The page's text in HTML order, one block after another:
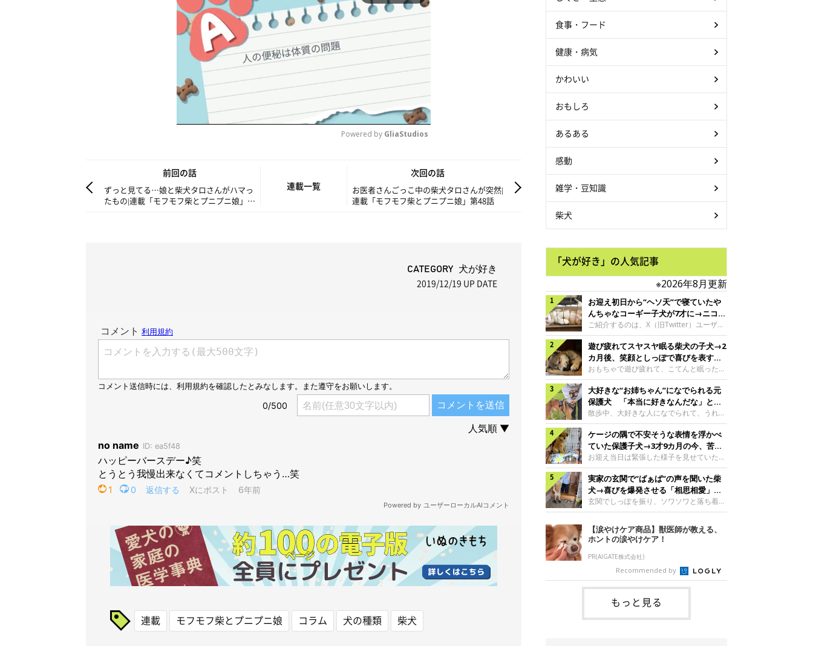
u
t
Powered by GliaStudios
前回の話
ずっと見てる…娘と柴犬タロさんがハマっ
たもの|連載「モフモフ柴とプニプニ娘」第
連載一覧
次回の話
お医者さんごっこ中の柴犬タロさんが突然|
連載「モフモフ柴とプニプニ娘」第48話
CATEGORY 犬が好き
2019/12/19 UP DATE
連載 モフモフ柴とプニプニ娘 コラム 犬の種類 柴犬
食事・フード
健康・病気
かわいい
おもしろ
あるある
感動
雑学・豆知識
柴犬
「犬が好き」の人気記事
※2026年8月更新
お迎え初日から“ヘソ天”で寝ていたや
んちゃなコーギー子犬が7才に→ニコニ
コ“コーギースマイル”が魅力のコに成
長！
ご紹介するのは、X（旧Twitter）ユーザー
＠Kus1oKg2vsgdWS2さんの愛犬でウェル
シュ・コーギー・ペンブロークの神楽ちゃ
ん。今年の8月で7才になるという神楽ちゃ
んですが、いったいどんな子犬時代を過ご
したのでしょうか。今回は、神楽ちゃんの
成長を飼い主さんと振り返ります！神楽ち
ゃんの成長について聞いた！お迎えから数
日後の神楽ちゃん（撮影時生後2カ月）＠
Kus1oKg2vsgdWS2――お迎え当初の神楽
ちゃんの様子について教えてください。飼
い主さん： 「お迎え当日から“ヘソ天”で寝
るようなコでし
遊び疲れてスヤスヤ眠る柴犬の子犬→2
カ月後、笑顔としっぽで喜びを表すコ
に成長！
おもちゃで遊び疲れて、こてんと眠った子
犬。あれから2カ月、表情や行動にさまざ
まな変化が見られるようになりました。遊
び疲れて眠る生後2カ月のなっちゃん遊び
疲れた様子のなっちゃん。@Pkndg_紹介
するのは、X（旧Twitter）ユーザー
@Pkndg_さんの愛犬・なっちゃん（取材
時、生後4カ月／柴犬）。こちらの写真
は、なっちゃんが生後2カ月のころに撮影
された一枚です。この日、なっちゃんは家
族と一緒におもちゃで遊んでいました。た
くさん遊んで疲れたのか、その後は眠り始
めたそうです。眠るなっちゃん。
@Pkndg_
大好きな“お姉ちゃん”になでられる元
保護犬 「本当に好きなんだな」と感
じる表情にほっこり
散歩中、大好きな人になでられて、うれし
そうな表情を見せる元保護犬。甘えるよう
な姿に、見ているこちらまでほっこりしま
す。大好きな“お姉ちゃん”に甘える小次郎
くん妹さんになでてもらい、うれしそうな
表情を見せる小次郎くん（2026年6月撮
影）。@mika_Jimmy紹介するのは、X（旧
Twitter）ユーザー@mika_Jimmyさんの愛
犬・小次郎くん（撮影時5才）。こちら
は、飼い主さんの妹さんと一緒に散歩をし
日、飼い主さんは実家から自宅へ帰る途
中、妹さんと公園で待ち合わせ
ケージの隅で不安そうな表情を浮かべ
ていた保護子犬→3才9カ月の今、苦手
を克服し頼もしいコに成長！
お迎え当日は緊張した様子を見せていた元
野犬の保護子犬。あれから約3年半、苦手
だったことを一つひとつ克服し、家族に寄
り添う姿を見せています。お迎え当日、ケ
ージの隅で不安そうにお迎え当日のシルビ
アちゃん。@nemonemotos今回紹介する
のは、X（旧Twitter）ユーザー
@nemonemotosさんの愛犬・シルビアち
ゃん（撮影当時、生後推定2カ月）。飼い
主さんが「#最初に撮った一枚」として投
稿した写真には、ケージの隅で不安そうな
表情を浮かべるシルビアちゃんの姿が写っ
ていました。こちらは、保護犬だったシル
実家の玄関で“ばぁば”の声を聞いた柴
犬→喜びを爆発させる「相思相愛」な
光景にほっこり
玄関でしっぽを振り、ソワソワと落ち着か
ない様子の柴犬。その先には、大好きな人
との再会が待っていました。玄関でソワソ
ワする福丸くんソワソワした様子を見せる
福丸くん。@totomo_fukumaru紹介する
のは、X（旧Twitter）ユーザー
@totomo_fukumaruさんが投稿していた
動画。玄関でしっぽを振っているのは、愛
犬・福丸くん（撮影時11才／柴犬）です。
何やらソワソワしている様子が印象的です
が、それにはほっこりする理由がありまし
た。 玄関で聞こえた、うれしい声ばぁば
【涙やけケア商品】獣医師が教える、
ホントの涙やけケア！
PR(AIGATE株式会社)
Recommended by
もっと見る